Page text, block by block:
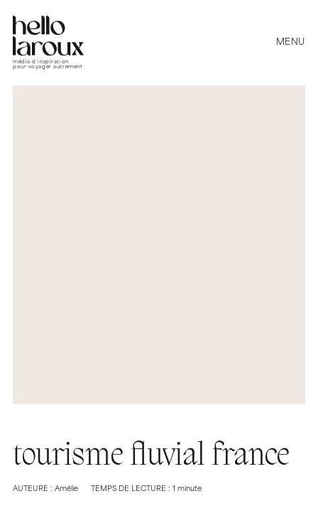
média d’inspiration
pour voyager autrement
MENU
tourisme fluvial france
AUTEURE : Amélie TEMPS DE LECTURE : 1 minute